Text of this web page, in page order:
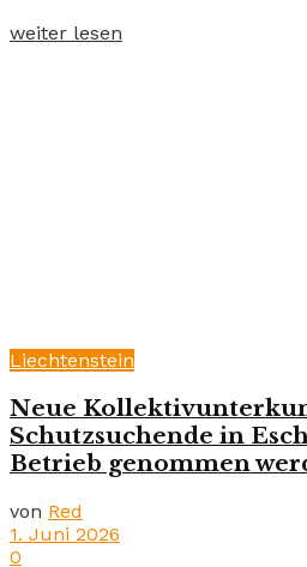
weiter lesen
Liechtenstein
Neue
Schutzsuchende in
Betrieb genommen
von Red
1. Juni 2026
0